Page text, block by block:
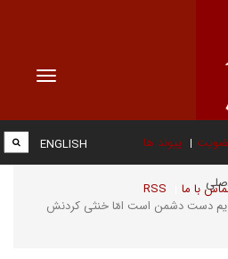
Toggle
پیوند ها
با ما RSS
ENGLISH
دست دشمن است امّا خنثی‌ کردنش